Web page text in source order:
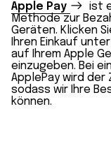
Apple Pay
ist
Methode zur
Geräten. Klicken
Ihren Einkauf
auf Ihrem Apple
einzugeben. Bei
ApplePay wird
sodass wir Ihre
können.